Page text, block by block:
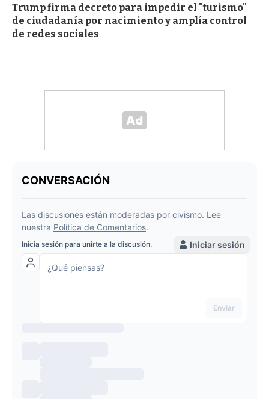
Trump firma decreto para impedir el "turismo"
de ciudadanía por nacimiento y amplía control
de redes sociales